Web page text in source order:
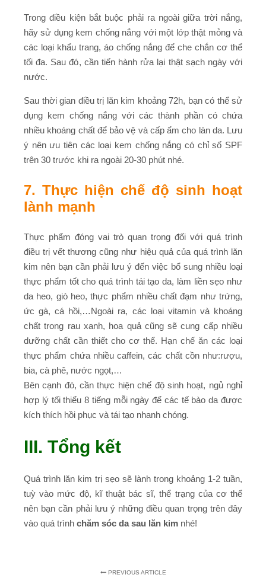
Trong điều kiện bắt buộc phải ra ngoài giữa trời nắng,
hãy sử dụng kem chống nắng với một lớp thật mỏng và
các loại khẩu trang, áo chống nắng để che chắn cơ thể
tối đa. Sau đó, cần tiến hành rửa lại thật sạch ngày với
nước.
Sau thời gian điều trị lăn kim khoảng 72h, bạn có thể sử
dụng kem chống nắng với các thành phần có chứa
nhiều khoáng chất để bảo vệ và cấp ẩm cho làn da. Lưu
ý nên ưu tiên các loại kem chống nắng có chỉ số SPF
trên 30 trước khi ra ngoài 20-30 phút nhé.
7. Thực hiện chế độ sinh hoạt
lành mạnh
Thực phẩm đóng vai trò quan trọng đối với quá trình
điều trị vết thương cũng như hiệu quả của quá trình lăn
kim nên bạn cần phải lưu ý đến việc bổ sung nhiều loại
thực phẩm tốt cho quá trình tái tạo da, làm liền sẹo như
da heo, giò heo, thực phẩm nhiều chất đạm như trứng,
ức gà, cá hồi,…Ngoài ra, các loại vitamin và khoáng
chất trong rau xanh, hoa quả cũng sẽ cung cấp nhiều
dưỡng chất cần thiết cho cơ thể. Hạn chế ăn các loại
thực phẩm chứa nhiều caffein, các chất cồn như:rượu,
bia, cà phê, nước ngọt,…
Bên cạnh đó, cần thực hiện chế độ sinh hoạt, ngủ nghỉ
hợp lý tối thiểu 8 tiếng mỗi ngày để các tế bào da được
kích thích hồi phục và tái tạo nhanh chóng.
III. Tổng kết
Quá trình lăn kim trị sẹo sẽ lành trong khoảng 1-2 tuần,
tuỳ vào mức độ, kĩ thuật bác sĩ, thể trạng của cơ thể
nên bạn cần phải lưu ý những điều quan trọng trên đây
vào quá trình chăm sóc da sau lăn kim nhé!
PREVIOUS ARTICLE